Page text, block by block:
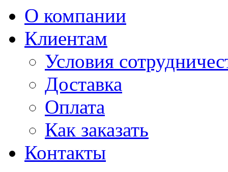
О компании
Клиентам
Условия
Доставка
Оплата
Как заказать
Контакты